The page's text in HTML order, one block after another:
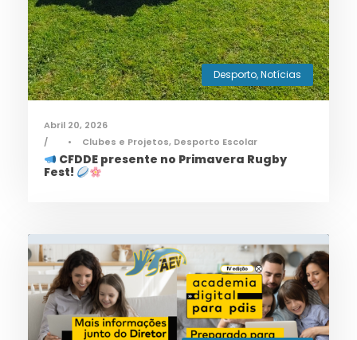
Desporto,Notícias
Abril 20, 2026
•
Clubes e Projetos, Desporto Escolar
CFDDE presente no Primavera Rugby
Fest!